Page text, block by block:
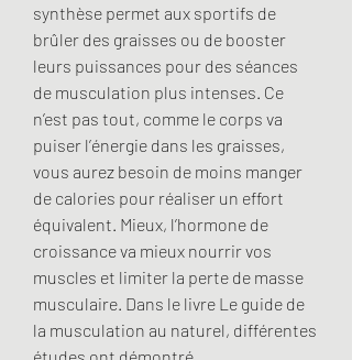
synthèse permet aux sportifs de
brûler des graisses ou de booster
leurs puissances pour des séances
de musculation plus intenses. Ce
n’est pas tout, comme le corps va
puiser l’énergie dans les graisses,
vous aurez besoin de moins manger
de calories pour réaliser un effort
équivalent. Mieux, l’hormone de
croissance va mieux nourrir vos
muscles et limiter la perte de masse
musculaire. Dans le livre Le guide de
la musculation au naturel, différentes
études ont démontré